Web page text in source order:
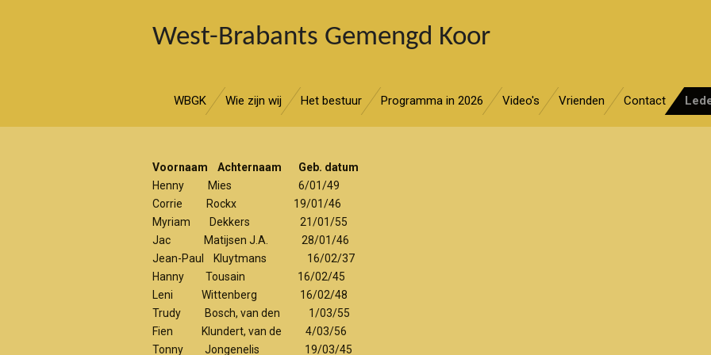
West-Brabants Gemengd Koor
WBGK Wie zijn wij Het bestuur Programma in 2026 Video's Vrienden Contact
Voornaam Achternaam Geb. datum
Henny Mies 6/01/49
Corrie Rockx 19/01/46
Myriam Dekkers 21/01/55
Jac Matijsen J.A. 28/01/46
Jean-Paul Kluytmans 16/02/37
Hanny Tousain 16/02/45
Leni Wittenberg 16/02/48
Trudy Bosch, van den 1/03/55
Fien Klundert, van de 4/03/56
Tonny Jongenelis 19/03/45